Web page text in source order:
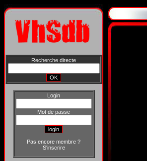
Recherche directe
Login
Mot de passe
Pas encore membre ?
S'inscrire